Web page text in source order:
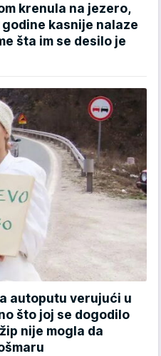
krenula na jezero,
kasnije nalaze
šta im se desilo je
autoputu verujući u
što joj se dogodilo
nije mogla da